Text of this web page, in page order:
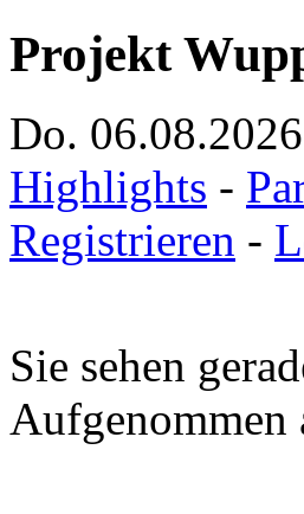
Projekt
Do. 06.08.2026
Highlights -
Registrieren -
Sie sehen
Aufgenommen